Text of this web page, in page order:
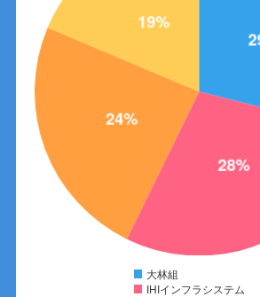
大林組
IHIインフラシステム